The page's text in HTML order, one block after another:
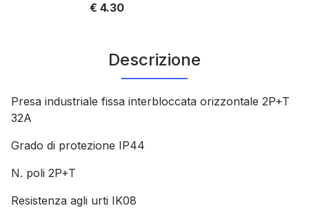
€ 4.30
Descrizione
Presa industriale fissa interbloccata orizzontale 2P+T
32A
Grado di protezione IP44
N. poli 2P+T
Resistenza agli urti IK08